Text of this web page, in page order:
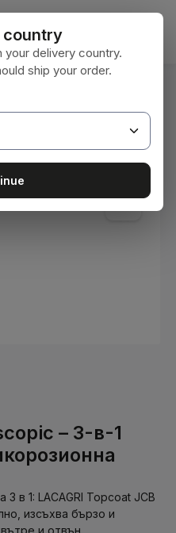
– 3-в-1
в 1: LACAGRI Topcoat JCB
изсъхва бързо и
и отвън.
country
your delivery country.
ship your order.